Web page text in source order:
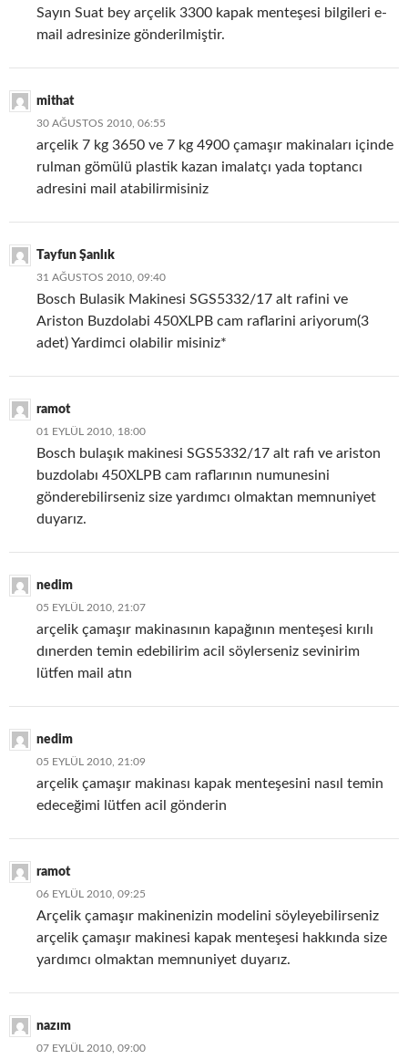
Sayın Suat bey arçelik 3300 kapak menteşesi bilgileri e-
mail adresinize gönderilmiştir.
mithat
30 AĞUSTOS 2010, 06:55
arçelik 7 kg 3650 ve 7 kg 4900 çamaşır makinaları içinde
rulman gömülü plastik kazan imalatçı yada toptancı
adresini mail atabilirmisiniz
Tayfun Şanlık
31 AĞUSTOS 2010, 09:40
Bosch Bulasik Makinesi SGS5332/17 alt rafini ve
Ariston Buzdolabi 450XLPB cam raflarini ariyorum(3
adet) Yardimci olabilir misiniz*
ramot
01 EYLÜL 2010, 18:00
Bosch bulaşık makinesi SGS5332/17 alt rafı ve ariston
buzdolabı 450XLPB cam raflarının numunesini
gönderebilirseniz size yardımcı olmaktan memnuniyet
duyarız.
nedim
05 EYLÜL 2010, 21:07
arçelik çamaşır makinasının kapağının menteşesi kırılı
dınerden temin edebilirim acil söylerseniz sevinirim
lütfen mail atın
nedim
05 EYLÜL 2010, 21:09
arçelik çamaşır makinası kapak menteşesini nasıl temin
edeceğimi lütfen acil gönderin
ramot
06 EYLÜL 2010, 09:25
Arçelik çamaşır makinenizin modelini söyleyebilirseniz
arçelik çamaşır makinesi kapak menteşesi hakkında size
yardımcı olmaktan memnuniyet duyarız.
nazım
07 EYLÜL 2010, 09:00